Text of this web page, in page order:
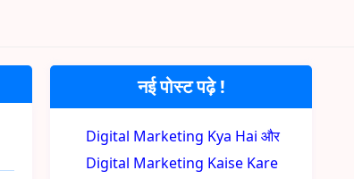
नई पोस्ट पढ़े !
Digital Marketing Kya Hai और
Digital Marketing Kaise Kare